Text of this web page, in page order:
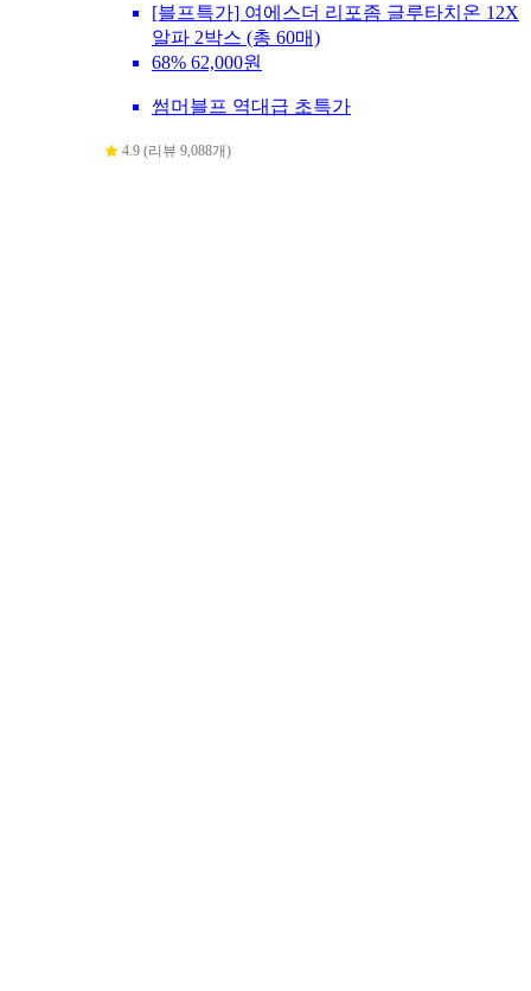
[블프특가] 여에스더 리포좀 글루타치온 12X
알파 2박스 (총 60매)
68% 62,000원
썸머블프 역대급 초특가
4.9 (리뷰 9,088개)